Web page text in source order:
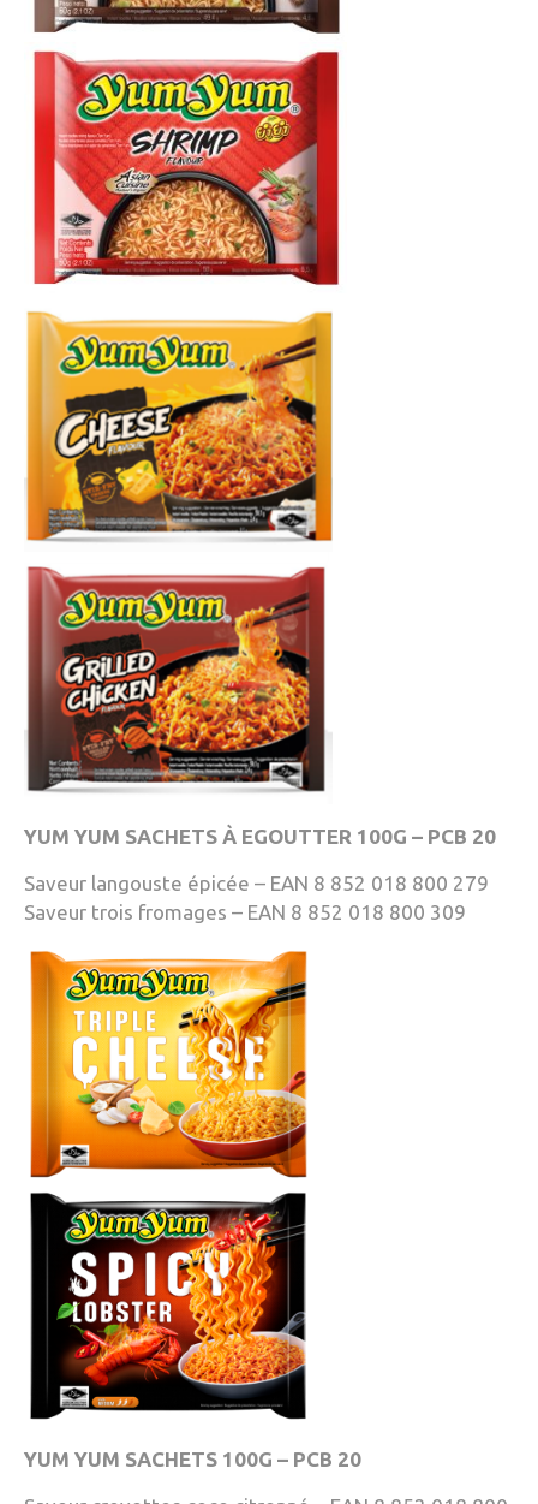
YUM YUM SACHETS À EGOUTTER 100G – PCB 20
Saveur langouste épicée – EAN 8 852 018 800 279
Saveur trois fromages – EAN 8 852 018 800 309
YUM YUM SACHETS 100G – PCB 20